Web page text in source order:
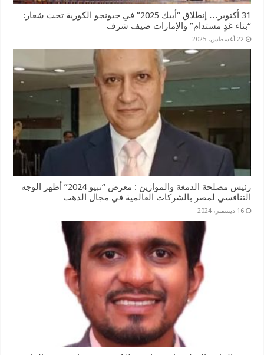
31 أكتوبر… إنطلاق “أبيك 2025” في جيونجو الكورية تحت شعار:
“بناء غدٍ مستدام” والإمارات ضيف شرف
22 أغسطس، 2025
رئيس مصلحة الدمغة والموازين : معرض “نبيو 2024” أظهر الوجه
التنافسي لمصر بالشركات العالمية في مجال الدهب
16 ديسمبر، 2024